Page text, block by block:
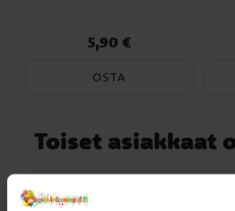
Hinta:5,90 €
5,90 €
OSTA
Toiset asiakkaat